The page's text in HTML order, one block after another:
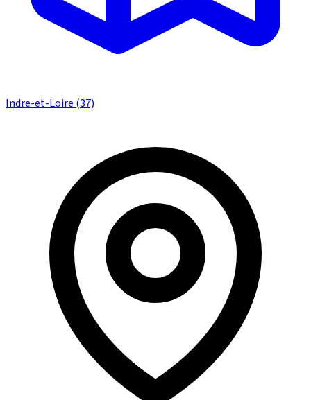
Indre-et-Loire (37)